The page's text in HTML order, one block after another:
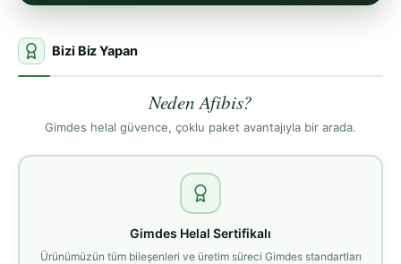
Bizi Biz Yapan
Neden Afibis?
Gimdes helal güvence, çoklu paket avantajıyla bir arada.
Gimdes Helal Sertifikalı
Ürünümüzün tüm bileşenleri ve üretim süreci Gimdes standartları